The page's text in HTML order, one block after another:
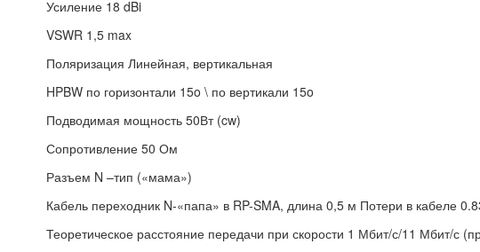
Усиление 18 dBi
VSWR 1,5 max
Поляризация Линейная, вертикальная
HPBW по горизонтали 15o \ по вертикали 15o
Подводимая мощность 50Вт (cw)
Сопротивление 50 Ом
Разъем N –тип («мама»)
Кабель переходник N-«папа» в RP-SMA, длина 0,5 м Потери в кабеле
Теоретическое расстояние передачи при скорости 1 Мбит/с/11 Мбит/с